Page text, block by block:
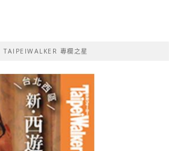
TAIPEIWALKER 專欄之星